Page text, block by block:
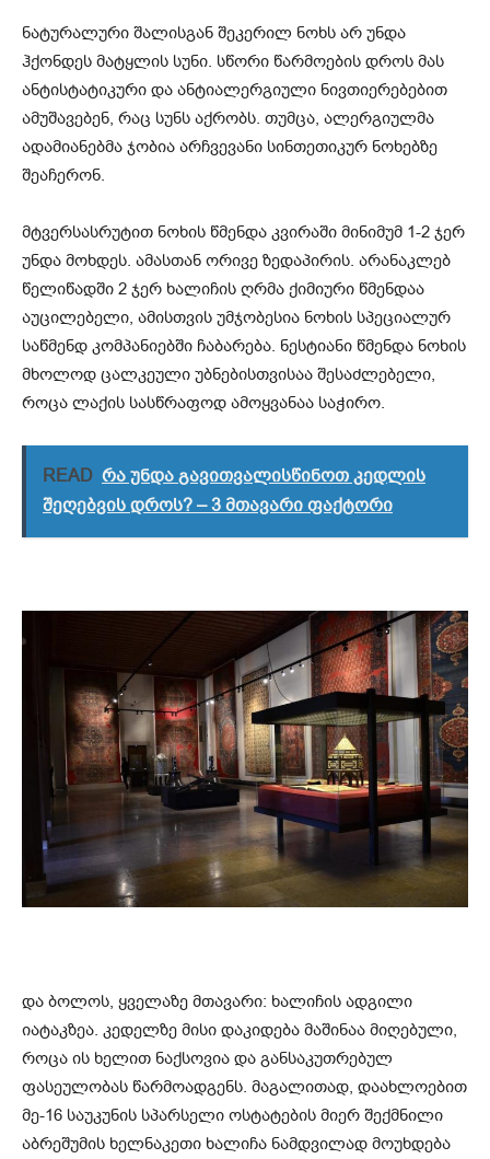
ნატურალური შალისგან შეკერილ ნოხს არ უნდა
ჰქონდეს მატყლის სუნი. სწორი წარმოების დროს მას
ანტისტატიკური და ანტიალერგიული ნივთიერებებით
ამუშავებენ, რაც სუნს აქრობს. თუმცა, ალერგიულმა
ადამიანებმა ჯობია არჩვევანი სინთეთიკურ ნოხებზე
შეაჩერონ.
მტვერსასრუტით ნოხის წმენდა კვირაში მინიმუმ 1-2 ჯერ
უნდა მოხდეს. ამასთან ორივე ზედაპირის. არანაკლებ
წელიწადში 2 ჯერ ხალიჩის ღრმა ქიმიური წმენდაა
აუცილებელი, ამისთვის უმჯობესია ნოხის სპეციალურ
საწმენდ კომპანიებში ჩაბარება. ნესტიანი წმენდა ნოხის
მხოლოდ ცალკეული უბნებისთვისაა შესაძლებელი,
როცა ლაქის სასწრაფოდ ამოყვანაა საჭირო.
READ რა უნდა გავითვალისწინოთ კედლის
შეღებვის დროს? – 3 მთავარი ფაქტორი
და ბოლოს, ყველაზე მთავარი: ხალიჩის ადგილი
იატაკზეა. კედელზე მისი დაკიდება მაშინაა მიღებული,
როცა ის ხელით ნაქსოვია და განსაკუთრებულ
ფასეულობას წარმოადგენს. მაგალითად, დაახლოებით
მე-16 საუკუნის სპარსელი ოსტატების მიერ შექმნილი
აბრეშუმის ხელნაკეთი ხალიჩა ნამდვილად მოუხდება